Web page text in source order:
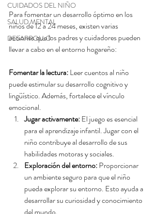
CUIDADOS DEL NIÑO
SALUD MENTAL
DESARROLLO
Para fomentar un desarrollo óptimo en los
niños de 12 a 24 meses, existen varias
acciones que los padres y cuidadores pueden
llevar a cabo en el entorno hogareño:
Fomentar la lectura: Leer cuentos al niño
puede estimular su desarrollo cognitivo y
lingüístico. Además, fortalece el vínculo
emocional.
Jugar activamente: El juego es esencial
para el aprendizaje infantil. Jugar con el
niño contribuye al desarrollo de sus
habilidades motoras y sociales.
Exploración del entorno: Proporcionar
un ambiente seguro para que el niño
pueda explorar su entorno. Esto ayuda a
desarrollar su curiosidad y conocimiento